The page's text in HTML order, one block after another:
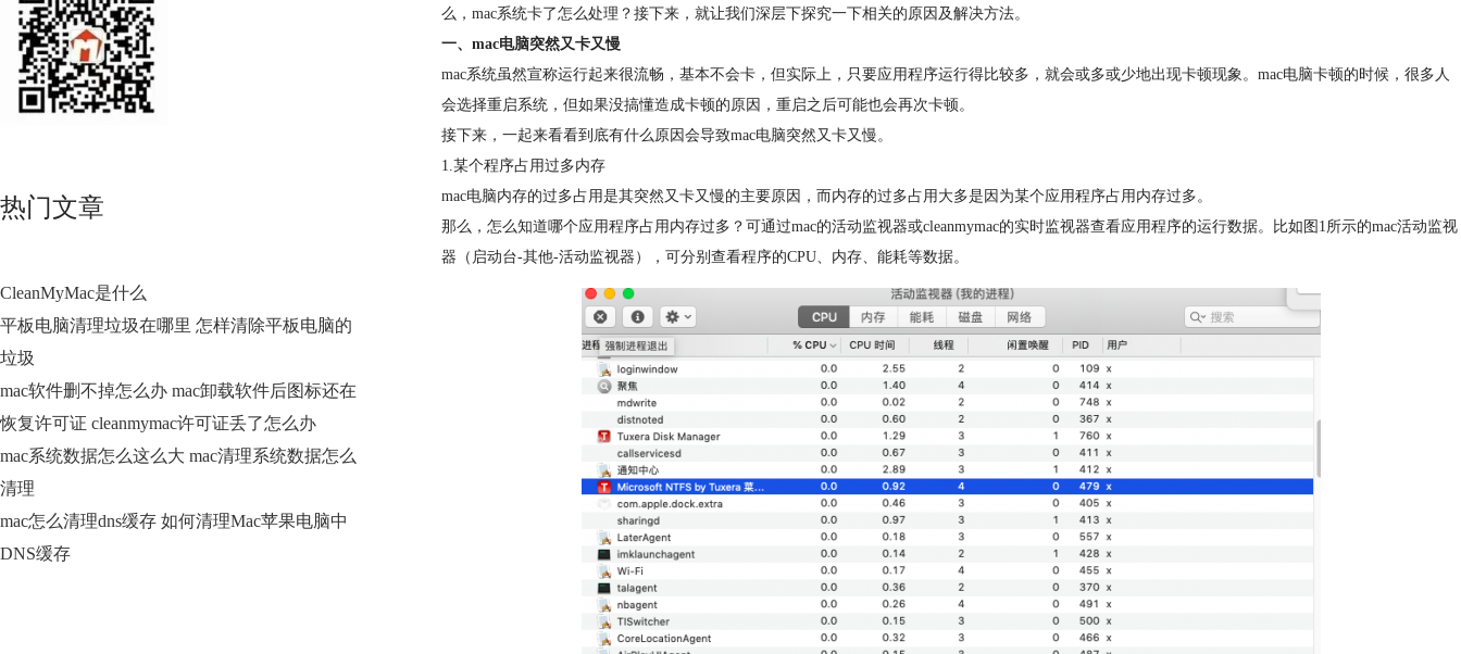
热门文章
CleanMyMac是什么
平板电脑清理垃圾在哪里 怎样清除平板电脑的
垃圾
mac软件删不掉怎么办 mac卸载软件后图标还在
恢复许可证 cleanmymac许可证丢了怎么办
mac系统数据怎么这么大 mac清理系统数据怎么
清理
mac怎么清理dns缓存 如何清理Mac苹果电脑中
DNS缓存
么，mac系统卡了怎么处理？接下来，就让我们深层下探究一下相关的原因及解决方法。
一、mac电脑突然又卡又慢
mac系统虽然宣称运行起来很流畅，基本不会卡，但实际上，只要应用程序运行得比较多，就会或多或少地出现卡顿现象。mac电脑卡顿的时候，很多人
会选择重启系统，但如果没搞懂造成卡顿的原因，重启之后可能也会再次卡顿。
接下来，一起来看看到底有什么原因会导致mac电脑突然又卡又慢。
1.某个程序占用过多内存
mac电脑内存的过多占用是其突然又卡又慢的主要原因，而内存的过多占用大多是因为某个应用程序占用内存过多。
那么，怎么知道哪个应用程序占用内存过多？可通过mac的活动监视器或cleanmymac的实时监视器查看应用程序的运行数据。比如图1所示的mac活动监视
器（启动台-其他-活动监视器），可分别查看程序的CPU、内存、能耗等数据。